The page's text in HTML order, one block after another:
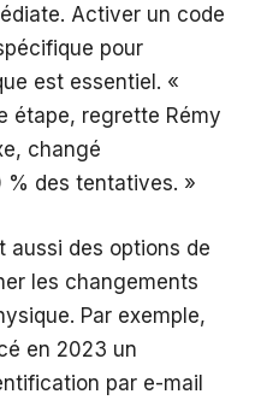
Activer un code
pour
est essentiel. «
étape, regrette Rémy
changé
% des tentatives. »
aussi des options de
les changements
Par exemple,
en 2023 un
par e-mail